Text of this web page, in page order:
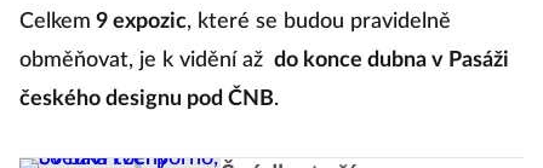
Celkem 9 expozic, které se budou pravidelně
obměňovat, je k vidění až do konce dubna v Pasáži
českého designu pod ČNB.